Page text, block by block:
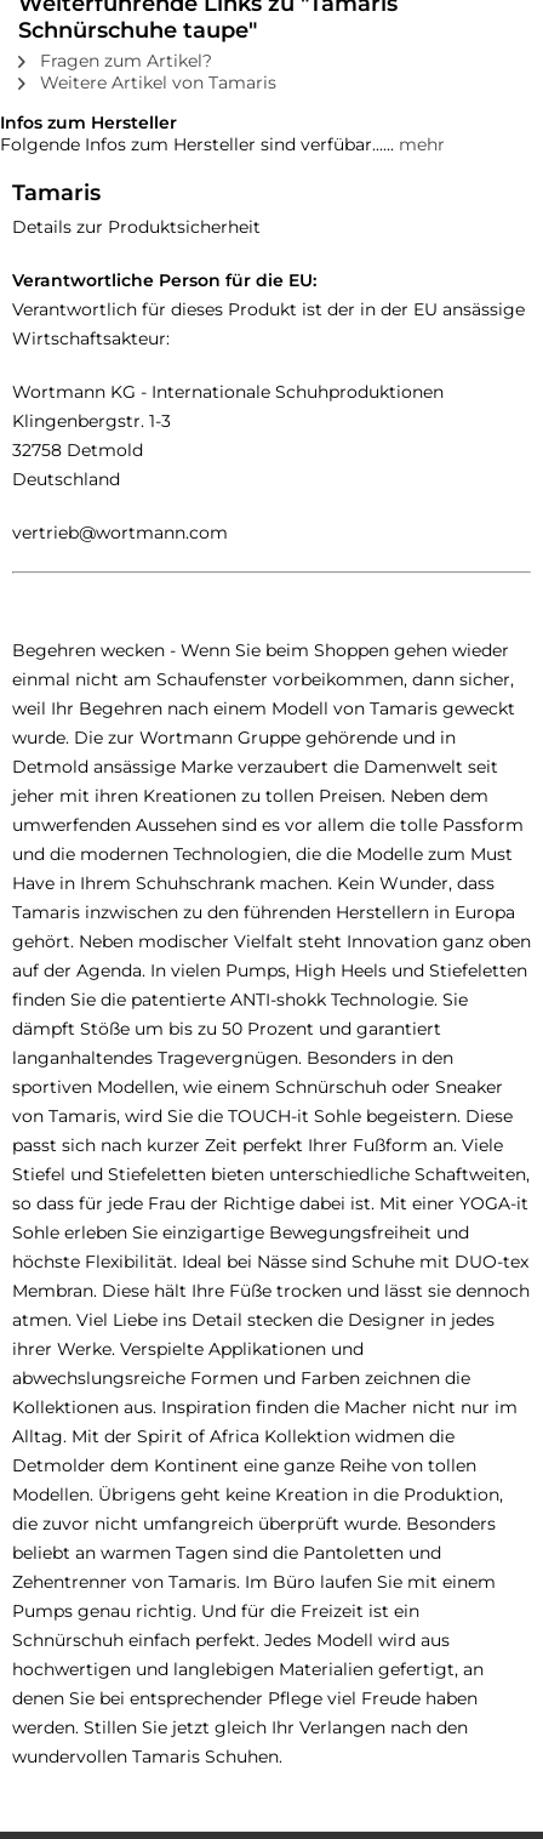
Schnürschuhe taupe"
Fragen zum Artikel?
Weitere Artikel von Tamaris
Infos zum Hersteller
Folgende Infos zum Hersteller sind verfübar...... mehr
Tamaris
Details zur Produktsicherheit
Verantwortliche Person für die EU:
Verantwortlich für dieses Produkt ist der in der EU ansässige
Wirtschaftsakteur:
Wortmann KG - Internationale Schuhproduktionen
Klingenbergstr. 1-3
32758 Detmold
Deutschland
vertrieb@wortmann.com
Begehren wecken - Wenn Sie beim Shoppen gehen wieder
einmal nicht am Schaufenster vorbeikommen, dann sicher,
weil Ihr Begehren nach einem Modell von Tamaris geweckt
wurde. Die zur Wortmann Gruppe gehörende und in
Detmold ansässige Marke verzaubert die Damenwelt seit
jeher mit ihren Kreationen zu tollen Preisen. Neben dem
umwerfenden Aussehen sind es vor allem die tolle Passform
und die modernen Technologien, die die Modelle zum Must
Have in Ihrem Schuhschrank machen. Kein Wunder, dass
Tamaris inzwischen zu den führenden Herstellern in Europa
gehört. Neben modischer Vielfalt steht Innovation ganz oben
auf der Agenda. In vielen Pumps, High Heels und Stiefeletten
finden Sie die patentierte ANTI-shokk Technologie. Sie
dämpft Stöße um bis zu 50 Prozent und garantiert
langanhaltendes Tragevergnügen. Besonders in den
sportiven Modellen, wie einem Schnürschuh oder Sneaker
von Tamaris, wird Sie die TOUCH-it Sohle begeistern. Diese
passt sich nach kurzer Zeit perfekt Ihrer Fußform an. Viele
Stiefel und Stiefeletten bieten unterschiedliche Schaftweiten,
so dass für jede Frau der Richtige dabei ist. Mit einer YOGA-it
Sohle erleben Sie einzigartige Bewegungsfreiheit und
höchste Flexibilität. Ideal bei Nässe sind Schuhe mit DUO-tex
Membran. Diese hält Ihre Füße trocken und lässt sie dennoch
atmen. Viel Liebe ins Detail stecken die Designer in jedes
ihrer Werke. Verspielte Applikationen und
abwechslungsreiche Formen und Farben zeichnen die
Kollektionen aus. Inspiration finden die Macher nicht nur im
Alltag. Mit der Spirit of Africa Kollektion widmen die
Detmolder dem Kontinent eine ganze Reihe von tollen
Modellen. Übrigens geht keine Kreation in die Produktion,
die zuvor nicht umfangreich überprüft wurde. Besonders
beliebt an warmen Tagen sind die Pantoletten und
Zehentrenner von Tamaris. Im Büro laufen Sie mit einem
Pumps genau richtig. Und für die Freizeit ist ein
Schnürschuh einfach perfekt. Jedes Modell wird aus
hochwertigen und langlebigen Materialien gefertigt, an
denen Sie bei entsprechender Pflege viel Freude haben
werden. Stillen Sie jetzt gleich Ihr Verlangen nach den
wundervollen Tamaris Schuhen.